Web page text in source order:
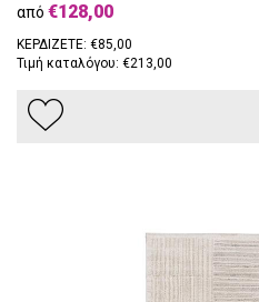
από €128,00
ΚΕΡΔΙΖΕΤΕ: €85,00
Τιμή καταλόγου: €213,00